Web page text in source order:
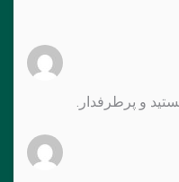
و پرطرفدار.